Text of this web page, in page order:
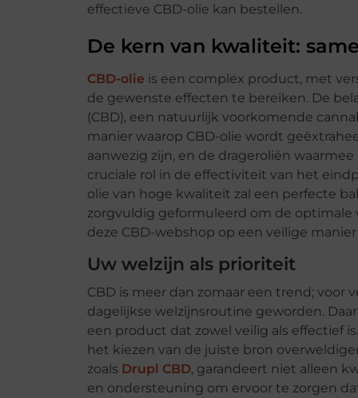
effectieve CBD-olie kan bestellen.
De kern van kwaliteit:
CBD-olie is een complex product, met
de gewenste effecten te bereiken. De
(CBD), een natuurlijk voorkomende
manier waarop CBD-olie wordt
aanwezig zijn, en de drageroliën
cruciale rol in de effectiviteit van het
olie van hoge kwaliteit zal een perfecte
zorgvuldig geformuleerd om de
deze CBD-webshop op een veilige
Uw welzijn als prioriteit
CBD is meer dan zomaar een trend; voor
dagelijkse welzijnsroutine geworden.
een product dat zowel veilig als effectief
het kiezen van de juiste bron
zoals Drupl CBD, garandeert niet alleen
en ondersteuning om ervoor te zorgen